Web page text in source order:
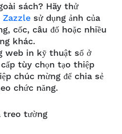
sách? Hãy thử
Zazzle sử dụng ảnh của
cốc, câu đố hoặc nhiều
khác.
web in kỹ thuật số ở
tùy chọn tạo thiệp
chúc mừng để chia sẻ
chức năng.
treo tường